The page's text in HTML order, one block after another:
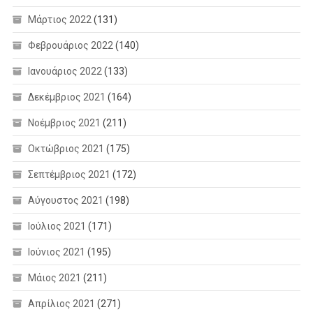
Μάρτιος 2022 (131)
Φεβρουάριος 2022 (140)
Ιανουάριος 2022 (133)
Δεκέμβριος 2021 (164)
Νοέμβριος 2021 (211)
Οκτώβριος 2021 (175)
Σεπτέμβριος 2021 (172)
Αύγουστος 2021 (198)
Ιούλιος 2021 (171)
Ιούνιος 2021 (195)
Μάιος 2021 (211)
Απρίλιος 2021 (271)